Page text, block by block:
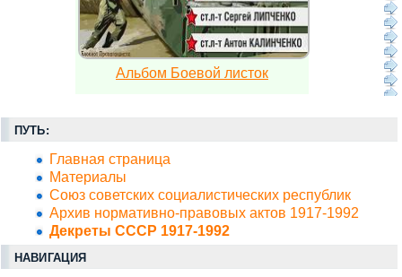
Альбом Боевой листок
ПУТЬ:
Главная страница
Материалы
Союз советских социалистических республик
Архив нормативно-правовых актов 1917-1992
Декреты СССР 1917-1992
НАВИГАЦИЯ